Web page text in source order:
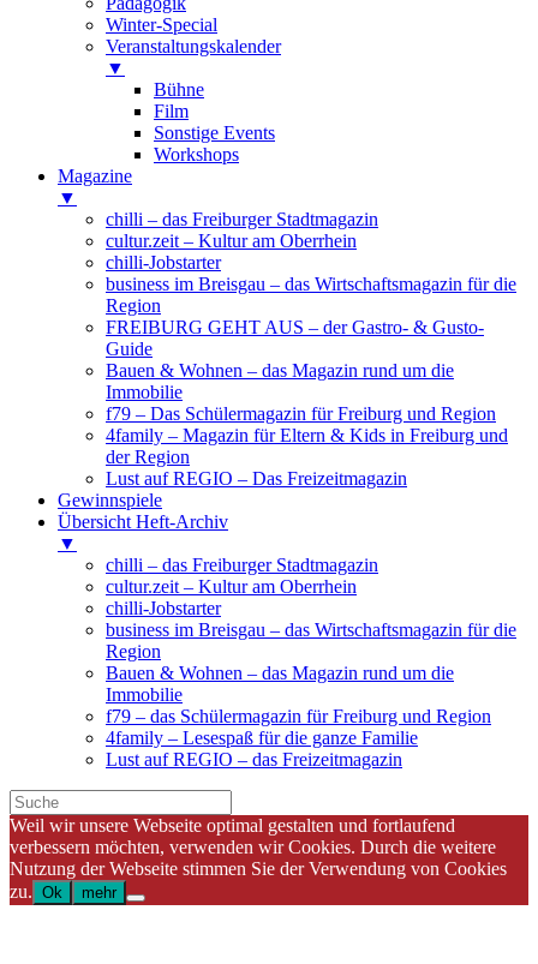
Winter-Special
Veranstaltungskalender
▼
Bühne
Film
Sonstige Events
Workshops
Magazine
▼
chilli – das Freiburger Stadtmagazin
cultur.zeit – Kultur am Oberrhein
chilli-Jobstarter
business im Breisgau – das Wirtschaftsmagazin für die
Region
FREIBURG GEHT AUS – der Gastro- & Gusto-
Guide
Bauen & Wohnen – das Magazin rund um die
Immobilie
f79 – Das Schülermagazin für Freiburg und Region
4family – Magazin für Eltern & Kids in Freiburg und
der Region
Lust auf REGIO – Das Freizeitmagazin
Gewinnspiele
Übersicht Heft-Archiv
▼
chilli – das Freiburger Stadtmagazin
cultur.zeit – Kultur am Oberrhein
chilli-Jobstarter
business im Breisgau – das Wirtschaftsmagazin für die
Region
Bauen & Wohnen – das Magazin rund um die
Immobilie
f79 – das Schülermagazin für Freiburg und Region
4family – Lesespaß für die ganze Familie
Lust auf REGIO – das Freizeitmagazin
Weil wir unsere Webseite optimal gestalten und fortlaufend
verbessern möchten, verwenden wir Cookies. Durch die weitere
Nutzung der Webseite stimmen Sie der Verwendung von Cookies
zu. Ok mehr